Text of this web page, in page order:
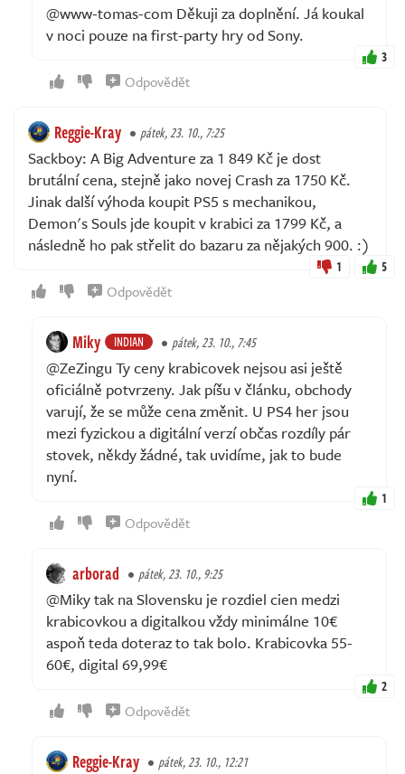
@www-tomas-com Děkuji za doplnění. Já koukal
v noci pouze na first-party hry od Sony.
3
Odpovědět
Reggie-Kray pátek, 23. 10., 7:25
Sackboy: A Big Adventure za 1 849 Kč je dost
brutální cena, stejně jako novej Crash za 1750 Kč.
Jinak další výhoda koupit PS5 s mechanikou,
Demon's Souls jde koupit v krabici za 1799 Kč, a
následně ho pak střelit do bazaru za nějakých 900. :)
1 5
Odpovědět
Miky INDIAN pátek, 23. 10., 7:45
@ZeZingu Ty ceny krabicovek nejsou asi ještě
oficiálně potvrzeny. Jak píšu v článku, obchody
varují, že se může cena změnit. U PS4 her jsou
mezi fyzickou a digitální verzí občas rozdíly pár
stovek, někdy žádné, tak uvidíme, jak to bude
nyní.
1
Odpovědět
arborad pátek, 23. 10., 9:25
@Miky tak na Slovensku je rozdiel cien medzi
krabicovkou a digitalkou vždy minimálne 10€
aspoň teda doteraz to tak bolo. Krabicovka 55-
60€, digital 69,99€
2
Odpovědět
Reggie-Kray pátek, 23. 10., 12:21